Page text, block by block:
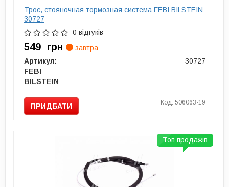
Трос, стояночная тормозная система FEBI BILSTEIN
30727
0 відгуків
549 грн
завтра
Артикул:
30727
FEBI
BILSTEIN
ПРИДБАТИ Код: 506063-19
Топ продажів